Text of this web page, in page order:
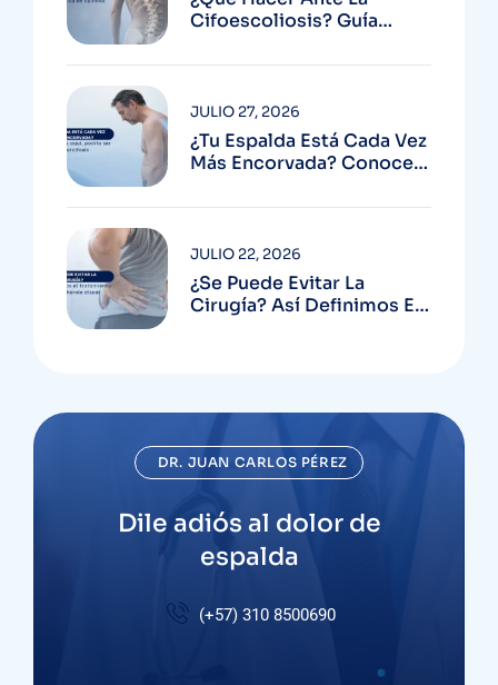
Cifoescoliosis? Guía
¿Tu Espalda Está Cada Vez
Más Encorvada? Conoce
Hipercifosis
JULIO 27, 2026
¿Se Puede Evitar La
Cirugía? Así Definimos El
JULIO 22, 2026
DR. JUAN CARLOS PÉREZ
Dile adiós al dolor de
espalda
(+57) 310 8500690